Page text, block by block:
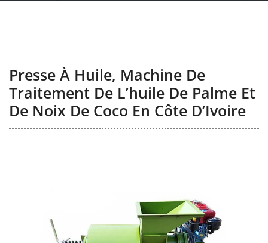
Presse À Huile, Machine De
Traitement De L’huile De Palme Et
De Noix De Coco En Côte D’Ivoire